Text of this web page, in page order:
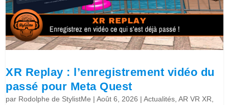
XR Replay : l’enregistrement vidéo du
passé pour Meta Quest
par Rodolphe de StylistMe |Août 6, 2026 |Actualités,AR VR XR,